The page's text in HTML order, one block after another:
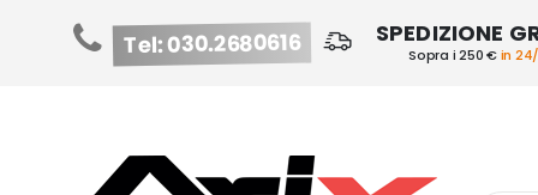
Tel: 030.2680616 SPEDIZIONE
Sopra i 250 €in
contenuto